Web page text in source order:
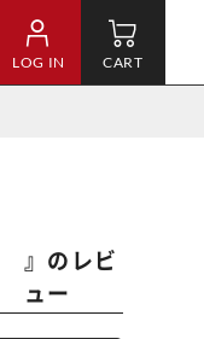
LOG IN CART
』のレビ
ュー